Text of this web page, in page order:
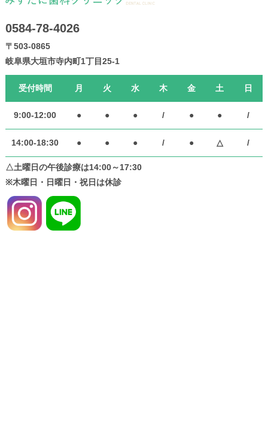
0584-78-4026
〒503-0865
岐阜県大垣市寺内町1丁目25-1
受付時間 月 火 水 木 金 土 日
9:00-12:00 ● ● ● / ● ● /
14:00-18:30 ● ● ● / ● △ /
△土曜日の午後診療は14:00～17:30
※木曜日・日曜日・祝日は休診